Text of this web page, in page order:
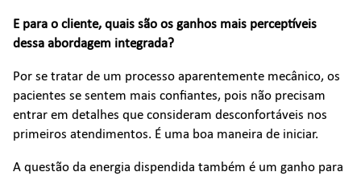
E para o cliente, quais são os ganhos mais perceptíveis
dessa abordagem integrada?
Por se tratar de um processo aparentemente mecânico, os
pacientes se sentem mais confiantes, pois não precisam
entrar em detalhes que consideram desconfortáveis nos
primeiros atendimentos. É uma boa maneira de iniciar.
A questão da energia dispendida também é um ganho para